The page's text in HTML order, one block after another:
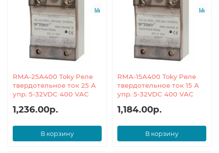
RMA-25A400 Toky Реле
твердотельное ток 25 А
упр. 5-32VDC 400 VAC
1,236.00р.
В корзину
RMA-15A400 Toky Реле
твердотельное ток 15 А
упр. 5-32VDC 400 VAC
1,184.00р.
В корзину